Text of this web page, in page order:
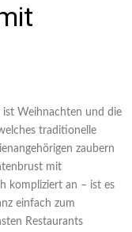
Weihnachten und die
traditionelle
zaubern
mit
kompliziert an – ist es
einfach zum
Restaurants